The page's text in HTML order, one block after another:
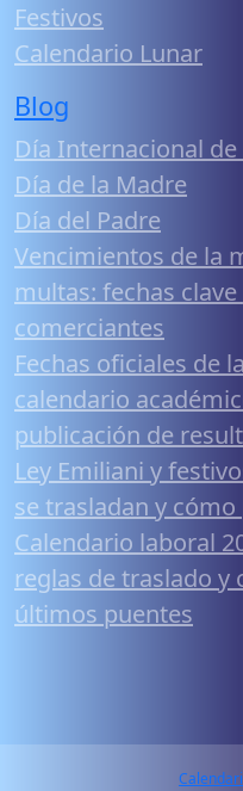
Festivos
Calendario Lunar
Blog
Día Internacional
Día de la Madre
Día del Padre
Vencimientos de la
multas: fechas
comerciantes
Fechas oficiales de
calendario
publicación de
Ley Emiliani y
se trasladan y
Calendario laboral
reglas de traslado
últimos puentes